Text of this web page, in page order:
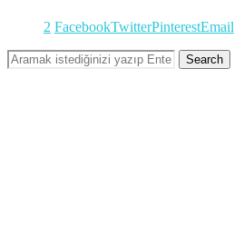
2 FacebookTwitterPinterestEmail